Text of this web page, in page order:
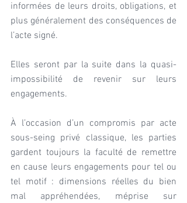
informées de leurs droits, obligations, et
plus généralement des conséquences de
l’acte signé.
Elles seront par la suite dans la quasi-
impossibilité de revenir sur leurs
engagements.
À l’occasion d’un compromis par acte
sous-seing privé classique, les parties
gardent toujours la faculté de remettre
en cause leurs engagements pour tel ou
tel motif : dimensions réelles du bien
mal appréhendées, méprise sur